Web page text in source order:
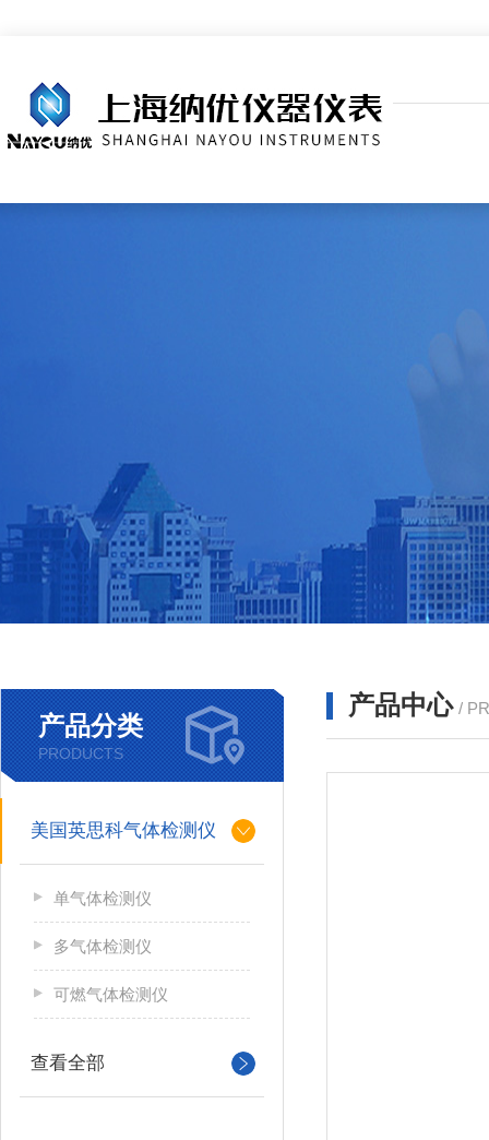
产品分类
PRODUCTS
美国英思科气体检测仪
单气体检测仪
多气体检测仪
可燃气体检测仪
查看全部
产品中心 /